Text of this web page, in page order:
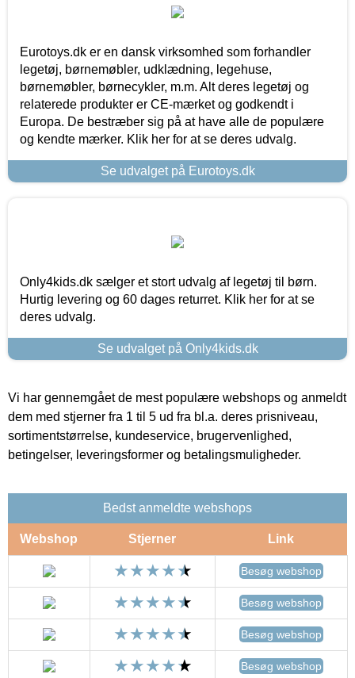
Eurotoys.dk er en dansk virksomhed som forhandler
legetøj, børnemøbler, udklædning, legehuse,
børnemøbler, børnecykler, m.m. Alt deres legetøj og
relaterede produkter er CE-mærket og godkendt i
Europa. De bestræber sig på at have alle de populære
og kendte mærker. Klik her for at se deres udvalg.
Se udvalget på Eurotoys.dk
Only4kids.dk sælger et stort udvalg af legetøj til børn.
Hurtig levering og 60 dages returret. Klik her for at se
deres udvalg.
Se udvalget på Only4kids.dk
Vi har gennemgået de mest populære webshops og anmeldt
dem med stjerner fra 1 til 5 ud fra bl.a. deres prisniveau,
sortimentstørrelse, kundeservice, brugervenlighed,
betingelser, leveringsformer og betalingsmuligheder.
Bedst anmeldte webshops
Webshop Stjerner Link
Besøg webshop
Besøg webshop
Besøg webshop
Besøg webshop